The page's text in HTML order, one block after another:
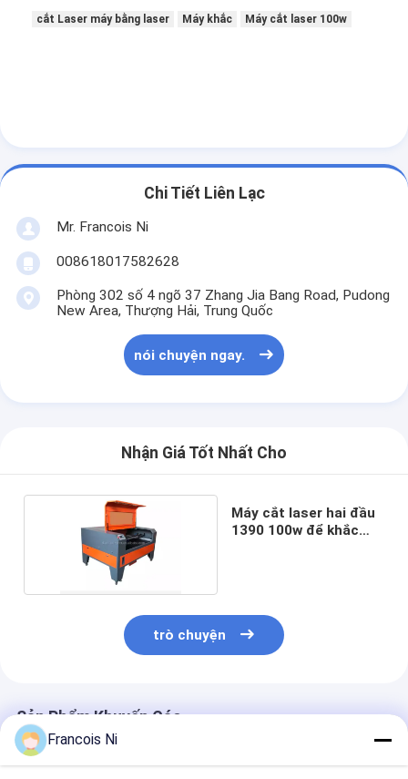
cắt Laser máy bằng laser Máy khắc Máy cắt laser 100w
Chi Tiết Liên Lạc
Mr. Francois Ni
008618017582628
Phòng 302 số 4 ngõ 37 Zhang Jia Bang Road, Pudong
New Area, Thượng Hải, Trung Quốc
nói chuyện ngay.
Nhận Giá Tốt Nhất Cho
Máy cắt laser hai đầu
1390 100w để khắc
trò chuyện
Sản Phẩm Khuyến Cáo
Francois Ni